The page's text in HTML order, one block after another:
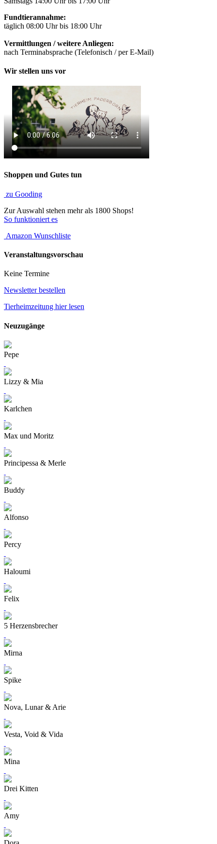
Fundtierannahme:
täglich 08:00 Uhr bis 18:00 Uhr
Vermittlungen / weitere Anliegen:
nach Terminabsprache (Telefonisch / per E-Mail)
Wir stellen uns vor
Shoppen und Gutes tun
zu Gooding
Zur Auswahl stehen mehr als 1800 Shops!
So funktioniert es
Amazon Wunschliste
Veranstaltungsvorschau
Keine Termine
Newsletter bestellen
Tierheimzeitung hier lesen
Neuzugänge
Pepe
Lizzy & Mia
Karlchen
Max und Moritz
Principessa & Merle
Buddy
Alfonso
Percy
Haloumi
Felix
5 Herzensbrecher
Mirna
Spike
Nova, Lunar & Arie
Vesta, Void & Vida
Mina
Drei Kitten
Amy